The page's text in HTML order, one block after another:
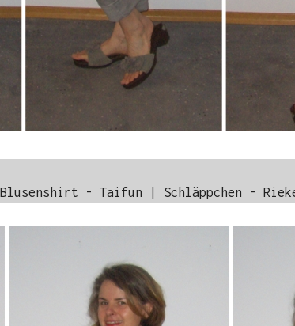
- Taifun | Schläppchen -